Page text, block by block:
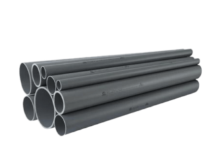
köszönhetően technológiai (savas vagy lúgos közegek) és
vízgépészeti (uszoda technika) csőhálózatok kedvelt
megoldása.